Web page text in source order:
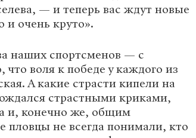
— и теперь вас ждут новые
и очень круто».
наших спортсменов — с
воля к победе у каждого из
А какие страсти кипели на
страстными криками,
и, конечно же, общим
не всегда понимали, кто